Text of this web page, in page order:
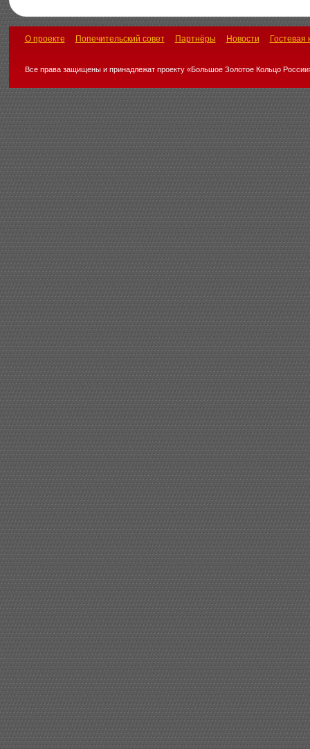
О проекте Попечительский совет Партнёры Новости Гостевая
Все права защищены и принадлежат проекту «Большое Золотое Кольцо